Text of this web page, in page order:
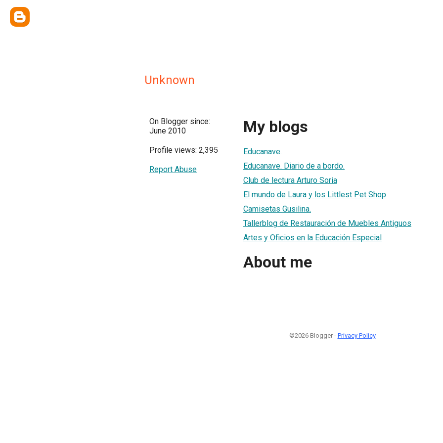
Unknown
On Blogger since:
June 2010
Profile views: 2,395
Report Abuse
My blogs
Educanave.
Educanave. Diario de a bordo.
Club de lectura Arturo Soria
El mundo de Laura y los Littlest Pet Shop
Camisetas Gusilina.
Tallerblog de Restauración de Muebles Antiguos
Artes y Oficios en la Educación Especial
About me
©2026 Blogger - Privacy Policy